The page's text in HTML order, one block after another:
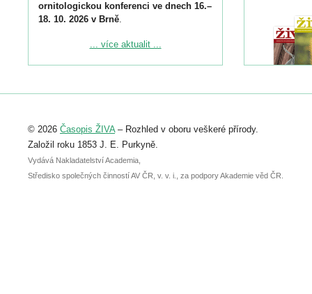
ornitologickou konferenci ve dnech 16.–
18. 10. 2026 v Brně.
Podrobnější informace ke konferenci
Registrovat se můžete do 6. září.
abstraktu přihlášené přednášky nebo
posteru je už 30. června.
... více aktualit ...
© 2026 Časopis ŽIVA– Rozhled v oboru veškeré přírody.
Založil roku 1853 J. E. Purkyně.
Vydává Nakladatelství Academia,
Středisko společných činností AV ČR, v. v. i., za podpory Akademie věd ČR.